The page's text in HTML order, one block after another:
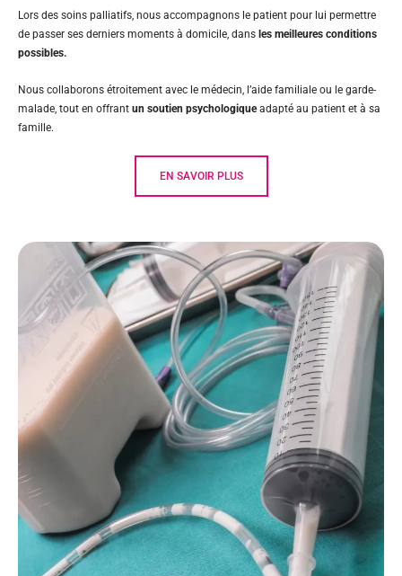
Lors des soins palliatifs, nous accompagnons le patient pour lui permettre
de passer ses derniers moments à domicile, dans les meilleures conditions
possibles.
Nous collaborons étroitement avec le médecin, l’aide familiale ou le garde-
malade, tout en offrant un soutien psychologiqueadapté au patient et à sa
famille.
EN SAVOIR PLUS